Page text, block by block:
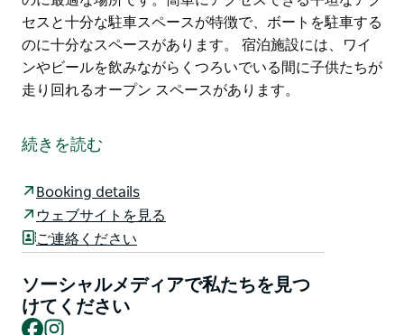
セスと十分な駐車スペースが特徴で、ボートを駐車する
のに十分なスペースがあります。 宿泊施設には、ワイ
ンやビールを飲みながらくつろいでいる間に子供たちが
走り回れるオープン スペースがあります。
です。ハット ヘッド国立公園の端に位置し、アラコー
ン国立公園と歴史あるトライアル ベイ刑務所のすぐ近
ゲストは毎日、EV 充電器を無料でご利用いただけま
す。
ラー充電ステーションはすべての EV に対応しており、
6 メートルの充電ケーブルが付属しています。
続きを読む
Booking details
ウェブサイトを見る
ご連絡ください
ソーシャルメディアで私たちを見つ
けてください
Facebook